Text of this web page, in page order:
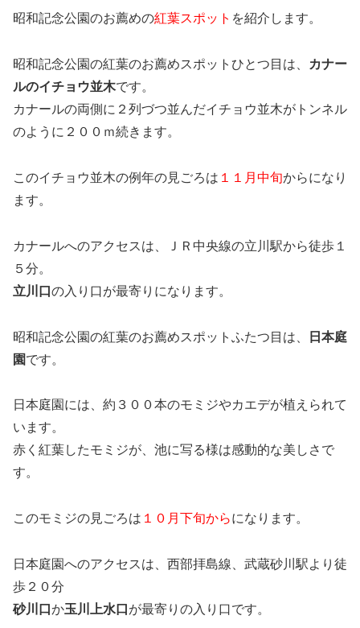
昭和記念公園のお薦めの紅葉スポット を紹介します。
昭和記念公園の紅葉のお薦めスポットひとつ目は、
カナー
ルのイチョウ並木です。
カナールの両側に２列づつ並んだイチョウ並木がトンネル
のように２００ｍ続きます。
このイチョウ並木の例年の見ごろは １１月中旬からになり
ます。
カナールへのアクセスは、ＪＲ中央線の立川駅から徒歩１
５分。
立川口 の入り口が最寄りになります。
昭和記念公園の紅葉のお薦めスポットふたつ目は、
日本庭
園です。
日本庭園には、約３００本のモミジやカエデが植えられて
います。
赤く紅葉したモミジが、池に写る様は感動的な美しさで
す。
このモミジの見ごろは １０月下旬からになります。
日本庭園へのアクセスは、西部拝島線、武蔵砂川駅より徒
歩２０分
砂川口 か玉川上水口 が最寄りの入り口です。